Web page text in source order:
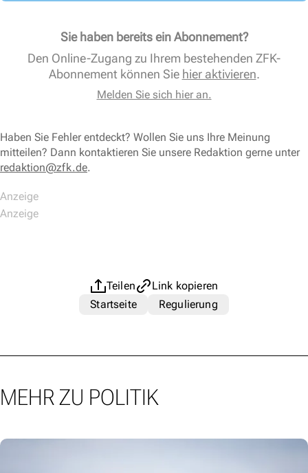
Sie haben bereits ein Abonnement?
Den Online-Zugang zu Ihrem bestehenden ZFK-
Abonnement können Sie hier aktivieren.
Melden Sie sich hier an.
Haben Sie Fehler entdeckt? Wollen Sie uns Ihre Meinung
mitteilen? Dann kontaktieren Sie unsere Redaktion gerne unter
redaktion@zfk.de.
Teilen
Link kopieren
Startseite
Regulierung
MEHR ZU POLITIK